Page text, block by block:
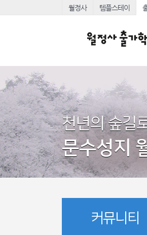
월정사 템플스테이
천년의 숲길
문수성지
커뮤니티